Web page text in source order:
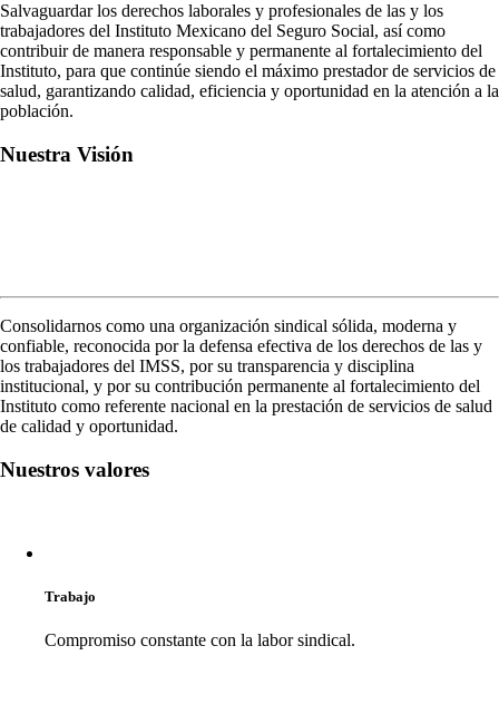
Salvaguardar los derechos laborales y profesionales de las y los
trabajadores del Instituto Mexicano del Seguro Social, así como
contribuir de manera responsable y permanente al fortalecimiento del
Instituto, para que continúe siendo el máximo prestador de servicios de
salud, garantizando calidad, eficiencia y oportunidad en la atención a la
población.
Nuestra Visión
Consolidarnos como una organización sindical sólida, moderna y
confiable, reconocida por la defensa efectiva de los derechos de las y
los trabajadores del IMSS, por su transparencia y disciplina
institucional, y por su contribución permanente al fortalecimiento del
Instituto como referente nacional en la prestación de servicios de salud
de calidad y oportunidad.
Nuestros valores
Trabajo
Compromiso constante con la labor sindical.